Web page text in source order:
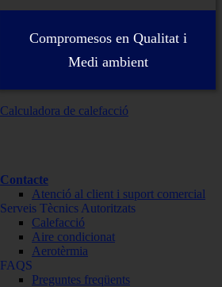
Compromesos en Qualitat i
Medi ambient
Calculadora de calefacció
Contacte
Atenció al client i suport comercial
Serveis Tècnics Autoritzats
Calefacció
Aire condicionat
Aerotèrmia
FAQS
Preguntes freqüents